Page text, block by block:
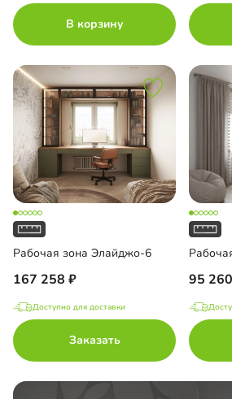
В корзину
Рабочая зона Элайджо-6
167 258
Доступно для доставки
Заказать
95 260